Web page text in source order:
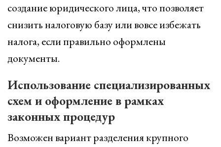
создание юридического лица, что позволяет
снизить налоговую базу или вовсе избежать
налога, если правильно оформлены
документы.
Использование специализированных
схем и оформление в рамках
законных процедур
Возможен вариант разделения крупного